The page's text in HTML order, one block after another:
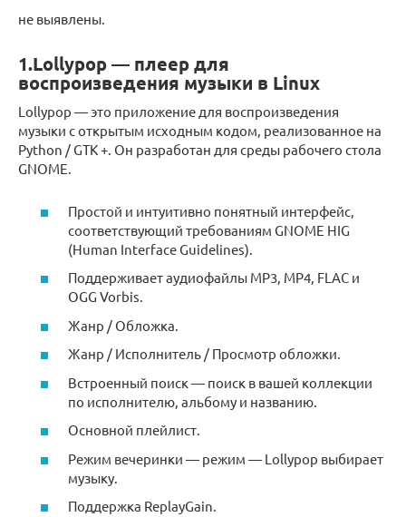
не выявлены.
1.Lollypop — плеер для
воспроизведения музыки в Linux
Lollypop — это приложение для воспроизведения
музыки с открытым исходным кодом, реализованное на
Python / GTK +. Он разработан для среды рабочего стола
GNOME.
Простой и интуитивно понятный интерфейс,
соответствующий требованиям GNOME HIG
(Human Interface Guidelines).
Поддерживает аудиофайлы MP3, MP4, FLAC и
OGG Vorbis.
Жанр / Обложка.
Жанр / Исполнитель / Просмотр обложки.
Встроенный поиск — поиск в вашей коллекции
по исполнителю, альбому и названию.
Основной плейлист.
Режим вечеринки — режим — Lollypop выбирает
музыку.
Поддержка ReplayGain.